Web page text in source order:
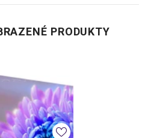
PRODUKTY